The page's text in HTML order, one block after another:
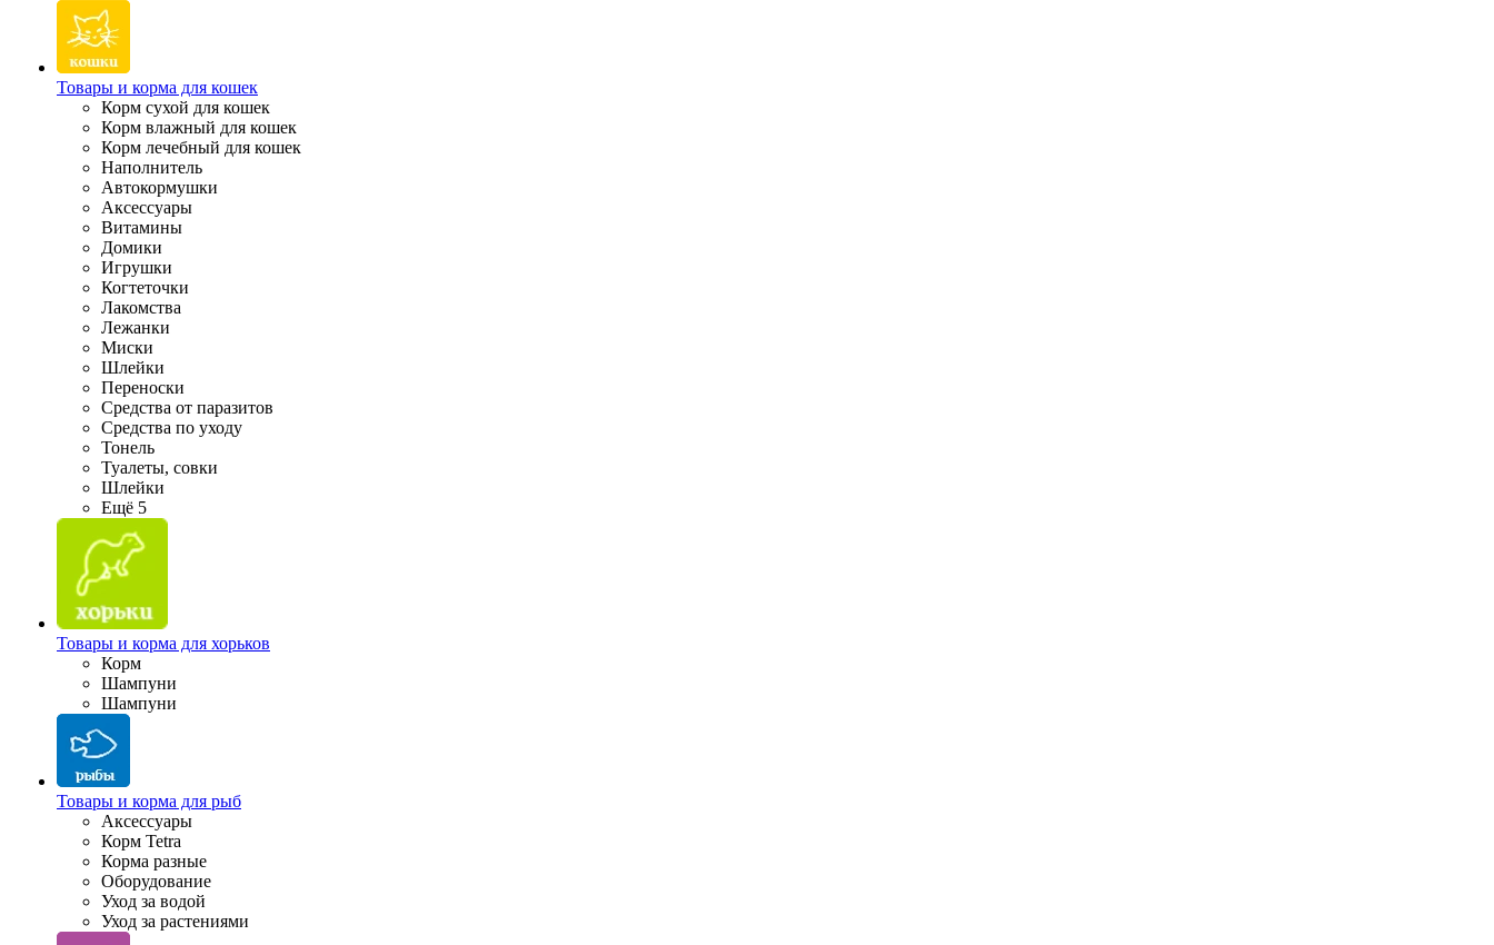
Товары и корма для кошек
Корм сухой для кошек
Корм влажный для кошек
Корм лечебный для кошек
Наполнитель
Автокормушки
Аксессуары
Витамины
Домики
Игрушки
Когтеточки
Лакомства
Лежанки
Миски
Шлейки
Переноски
Средства от паразитов
Средства по уходу
Тонель
Туалеты, совки
Шлейки
Ещё 5
Товары и корма для хорьков
Корм
Шампуни
Шампуни
Товары и корма для рыб
Аксессуары
Корм Tetra
Корма разные
Оборудование
Уход за водой
Уход за растениями